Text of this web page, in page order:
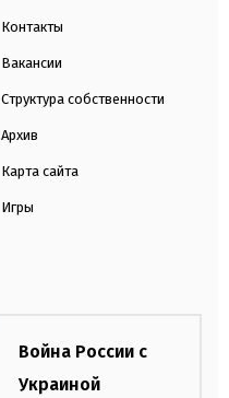
Контакты
Вакансии
Структура собственности
Архив
Карта сайта
Игры
Война России с
Украиной